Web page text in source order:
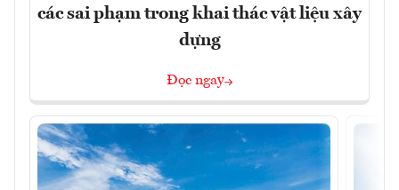
các sai phạm trong khai thác vật liệu xây
dựng
Đọc ngay